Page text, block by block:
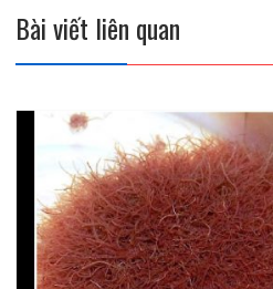
Bài viết liên quan